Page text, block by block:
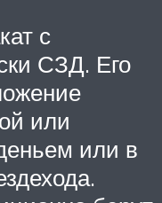
с
СЗД. Его
или
или в